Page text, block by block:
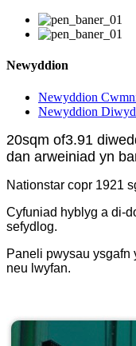
Newyddion
Newyddion
Newyddion
20sqm of3.91
dan arweiniad yn
Nationstar copr 1921
Cyfuniad hyblyg a di-
sefydlog.
Paneli pwysau ysgafn
neu lwyfan.